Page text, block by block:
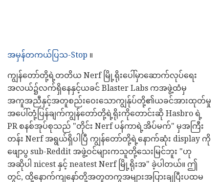
အမှန်တကယ်ပြသ-Stop ။
ကျွန်တော်တို့ရဲ့တတိယ Nerf မြို့ရိုးပေါ်မှာဆောက်လုပ်ရေး
အလယ်၌လက်ရှိနေနှင့်ယခင် Blaster Labs ကအဖွဲ့ထံမှ
အကူအညီနှင့်အတူစည်းဝေးသောကျွန်ုပ်တို့၏ယခင်အားထုတ်မှု
အပေါ်တုံ့ပြန်ချက်ကျွန်တော်တို့ရဲ့ရိုးကိုတောင်းဆို Hasbro ရဲ့
PR စနစ်အုပ်စုသည် "တိုင်း Nerf ပန်ကာရဲ့အိပ်မက်" မှအကြီး
တန်း Nerf အရွယ်ရှိပါပြီ ကျွန်တော်တို့ရဲ့နောက်ဆုံး display ကို
ဖျောပွ sub-Reddit အဖွဲ့ဝင်များကသူတို့သေးမြင်ဘူး "ဟု
အဆိုပါ nicest နှင့် neatest Nerf မြို့ရိုးအ" ခဲ့ပါတယ်။ ဤ
တွင်, ထို့နောက်ကျနော်တို့အတူတကွအများအပြားချပြီးပထမ